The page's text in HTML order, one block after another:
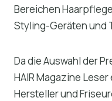
Bereichen
Styling-Geräten und
Da die Auswahl der
HAIR Magazine
Hersteller und